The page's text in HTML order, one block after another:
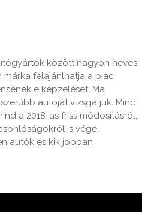
között nagyon heves
márka felajánlhatja a piac
elképzelését. Ma
autóját vizsgáljuk. Mind
a 2018-as friss módosításról,
is vége.
autók és kik jobban